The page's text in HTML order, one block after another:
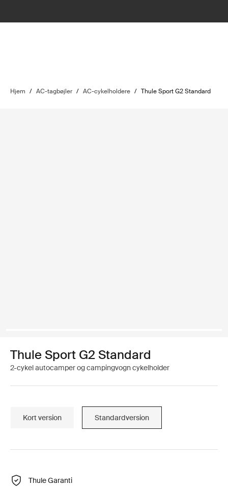
Hjem / AC-tagbøjler / AC-cykelholdere / Thule Sport G2 Standard
Thule Sport G2 Standard
2-cykel autocamper og campingvogn cykelholder
Kort version Standardversion
Thule Garanti